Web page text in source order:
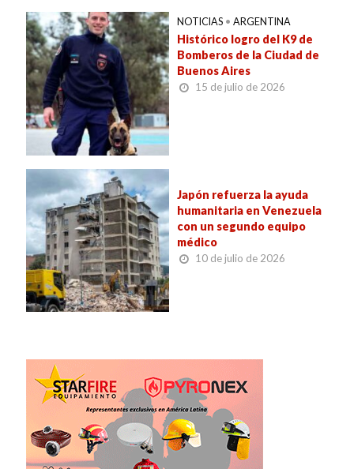
NOTICIAS • ARGENTINA
Histórico logro del K9 de
Bomberos de la Ciudad de
Buenos Aires
15 de julio de 2026
Japón refuerza la ayuda
humanitaria en Venezuela
con un segundo equipo
médico
10 de julio de 2026